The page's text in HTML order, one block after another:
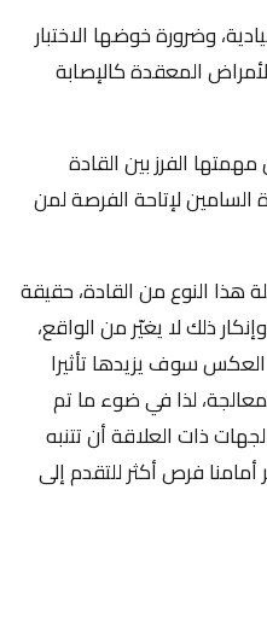
وضرورة خوضها الاختبار
المعقدة كالإصابة
الفرز بين القادة
السامين لإتاحة الفرصة لمن
هذا النوع من القادة، حقيقة
ذلك لا يغيّر من الواقع،
سوف يزيدها تأثيرا
لذا في ضوء ما تم
ذات العلاقة أن تتنبه
فرص أكثر للتقدم إلى